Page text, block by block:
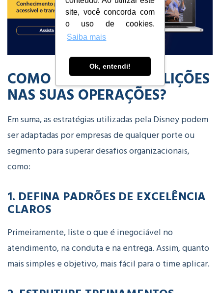
site, você concorda com
o uso de cookies.
Saiba mais
Ok, entendi!
COMO APLICAR ESTAS LIÇÕES
NAS SUAS OPERAÇÕES?
Em suma, as estratégias utilizadas pela Disney podem
ser adaptadas por empresas de qualquer porte ou
segmento para superar desafios organizacionais,
como:
1. DEFINA PADRÕES DE EXCELÊNCIA
CLAROS
Primeiramente, liste o que é inegociável no
atendimento, na conduta e na entrega. Assim, quanto
mais simples e objetivo, mais fácil para o time aplicar.